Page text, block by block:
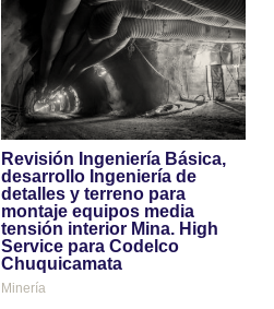
Revisión Ingeniería Básica,
desarrollo Ingeniería de
detalles y terreno para
montaje equipos media
tensión interior Mina. High
Service para Codelco
Chuquicamata
Minería